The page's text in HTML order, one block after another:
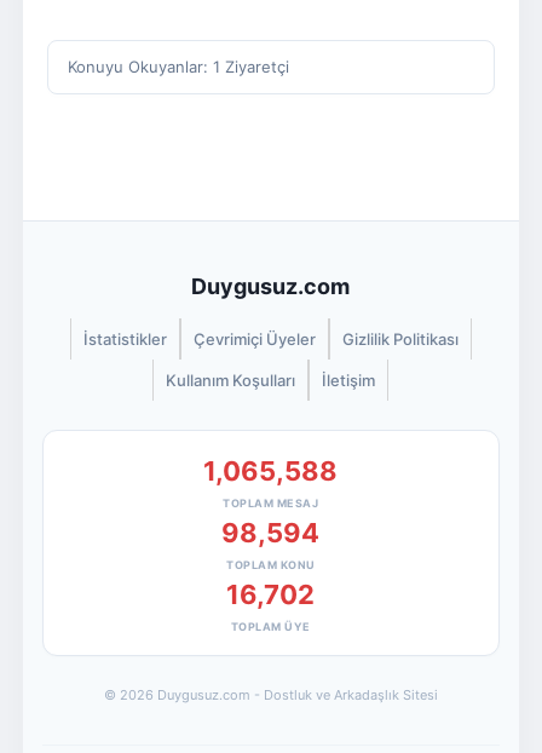
Konuyu Okuyanlar: 1 Ziyaretçi
Duygusuz.com
İstatistikler Çevrimiçi Üyeler Gizlilik Politikası
Kullanım Koşulları İletişim
1,065,588
TOPLAM MESAJ
98,594
TOPLAM KONU
16,702
TOPLAM ÜYE
© 2026 Duygusuz.com - Dostluk ve Arkadaşlık Sitesi